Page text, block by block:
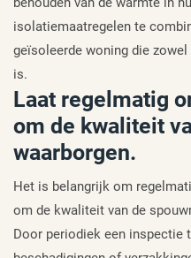
isolatiemaatregelen te
geïsoleerde woning die
is.
Laat regelmatig
om de kwaliteit
waarborgen.
Het is belangrijk om
om de kwaliteit van de
Door periodiek een inspectie